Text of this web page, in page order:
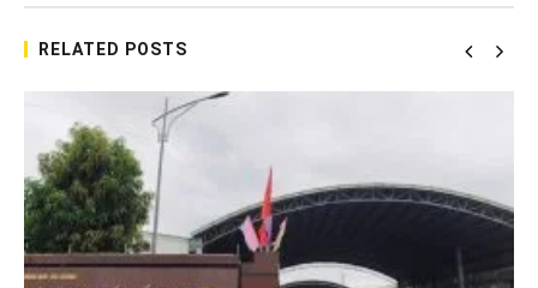
RELATED POSTS